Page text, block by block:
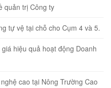
quản trị Công ty
tự vệ tại chỗ cho Cụm 4 và 5.
hiệu quả hoạt động Doanh
cao tại Nông Trường Cao